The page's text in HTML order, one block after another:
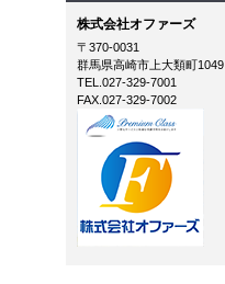
株式会社オファーズ
〒370-0031
群馬県高崎市上大類町1049
TEL.027-329-7001
FAX.027-329-7002